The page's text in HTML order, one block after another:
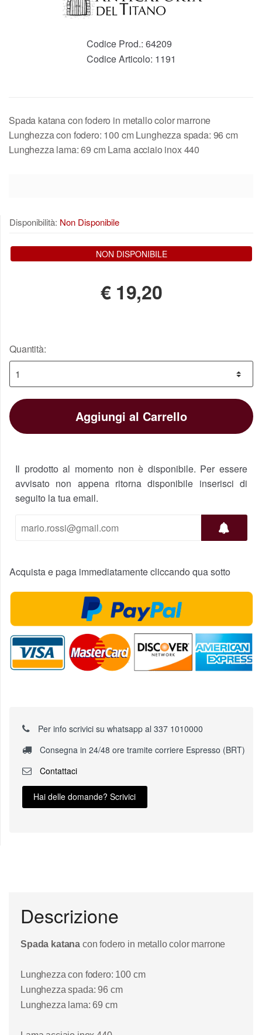
Codice Prod.: 64209
Codice Articolo: 1191
Spada katana con fodero in metallo color marrone
Lunghezza con fodero: 100 cm Lunghezza spada: 96 cm
Lunghezza lama: 69 cm Lama acciaio inox 440
Disponibilità: Non Disponibile
NON DISPONIBILE
€ 19,20
Quantità:
Aggiungi al Carrello
Il prodotto al momento non è disponibile. Per essere
avvisato non appena ritorna disponibile inserisci di
seguito la tua email.
Acquista e paga immediatamente cliccando qua sotto
Per info scrivici su whatsapp al 337 1010000
Consegna in 24/48 ore tramite corriere Espresso (BRT)
Contattaci
Hai delle domande? Scrivici
Descrizione
Spada katana con fodero in metallo color marrone
Lunghezza con fodero: 100 cm
Lunghezza spada: 96 cm
Lunghezza lama: 69 cm